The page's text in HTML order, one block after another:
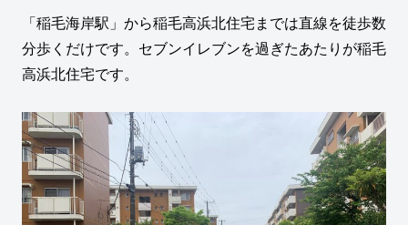
「稲毛海岸駅」から稲毛高浜北住宅までは直線を徒歩数
分歩くだけです。セブンイレブンを過ぎたあたりが稲毛
高浜北住宅です。